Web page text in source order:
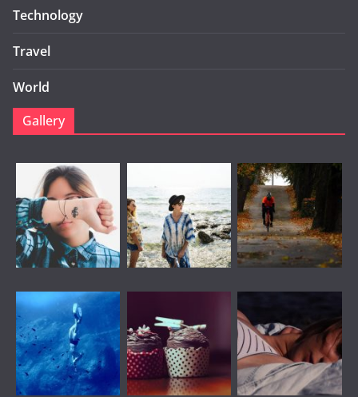
Technology
Travel
World
Gallery